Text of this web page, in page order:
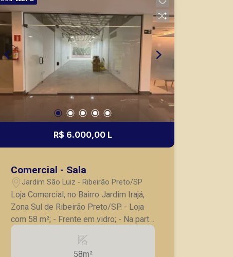
R$ 6.000,00 L
Comercial - Sala
Jardim São Luiz - Ribeirão Preto/SP
Loja Comercial, no Bairro Jardim Irajá,
Zona Sul de Ribeirão Preto/SP. - Loja
com 58 m²; - Frente em vidro; - Na parte
interna do prédio; - Iluminação; - Ficará
por conta do Locatário (a) adaptar; -
58m²